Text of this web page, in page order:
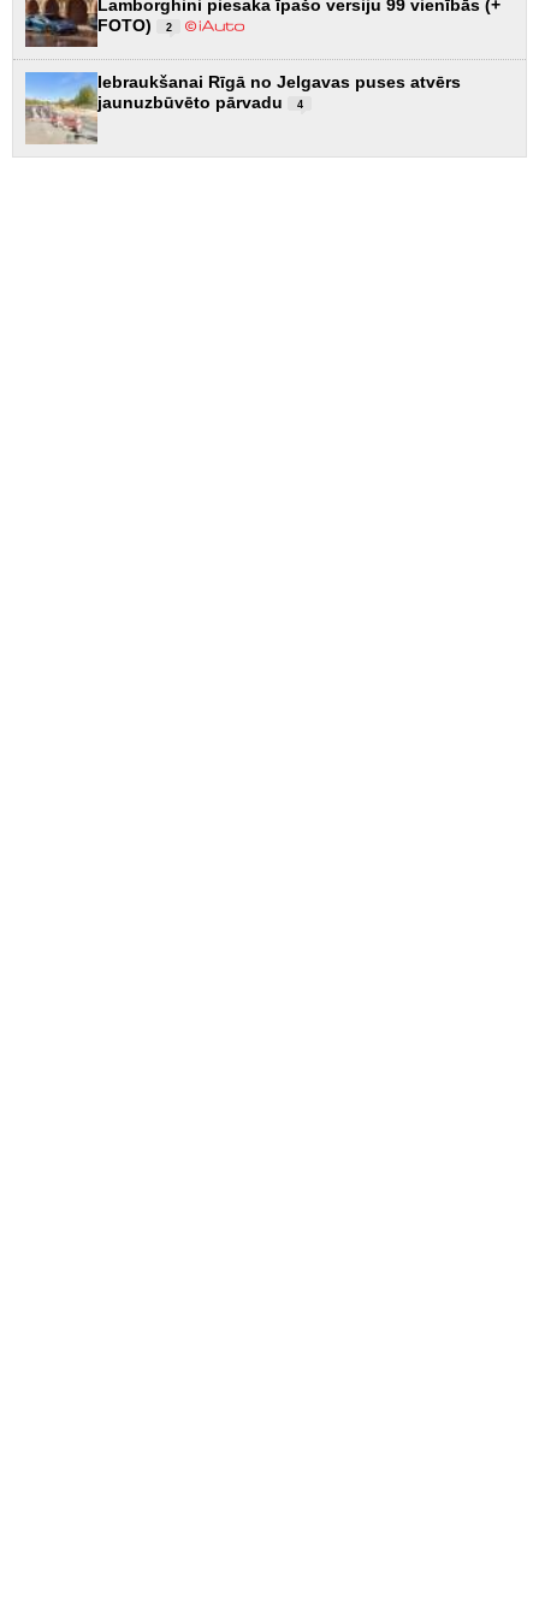
Lamborghini piesaka īpašo versiju 99 vienībās (+
FOTO)
2
Iebraukšanai Rīgā no Jelgavas puses atvērs
jaunuzbūvēto pārvadu
4